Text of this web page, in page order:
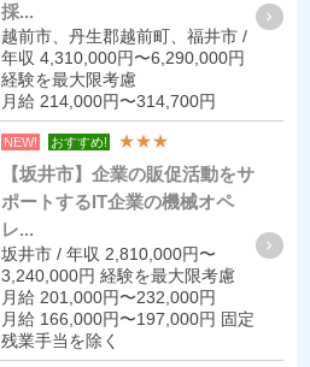
採...
越前市、丹生郡越前町、福井市 /
年収 4,310,000円〜6,290,000円
経験を最大限考慮
月給 214,000円〜314,700円
NEW! おすすめ! ★★★
【坂井市】企業の販促活動をサ
ポートするIT企業の機械オペ
レ...
坂井市 / 年収 2,810,000円〜
3,240,000円 経験を最大限考慮
月給 201,000円〜232,000円
月給 166,000円〜197,000円 固定
残業手当を除く